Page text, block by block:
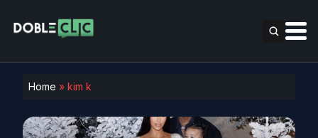
Home » kim k